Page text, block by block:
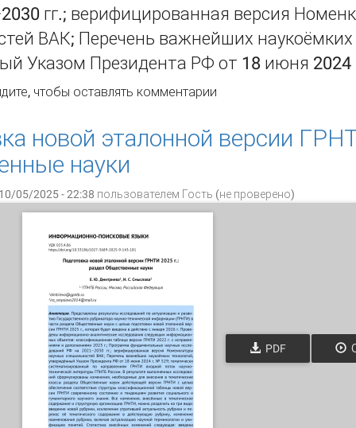
гг.; верифицированная версия
ВАК; Перечень важнейших наукоёмких
Указом Президента РФ от 18 июня 2024
новой эталонной версии ГРНТИ 2025 г.: раздел
, чтобы оставлять комментарии
новой эталонной версии
науки
05/2025 - 22:38 пользователем Гость (не проверено)
PDF